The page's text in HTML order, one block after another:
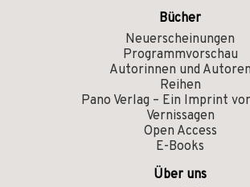
Bücher
Neuerscheinungen
Programmvorschau
Autorinnen und Autoren
Reihen
Pano Verlag – Ein Imprint
Vernissagen
Open Access
E-Books
Über uns